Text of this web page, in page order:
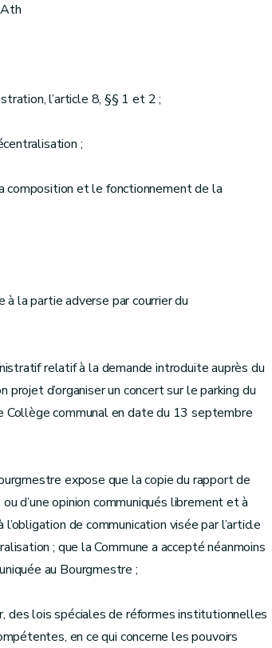
l’article 8, §§ 1 et 2 ;
;
composition et le fonctionnement de la
à la partie adverse par courrier du
relatif à la demande introduite auprès du
d’organiser un concert sur le parking du
communal en date du 13 septembre
expose que la copie du rapport de
d’une opinion communiqués librement et à
de communication visée par l’article
; que la Commune a accepté néanmoins
au Bourgmestre ;
des lois spéciales de réformes institutionnelles
en ce qui concerne les pouvoirs